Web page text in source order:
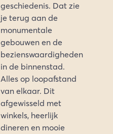
geschiedenis. Dat zie
je terug aan de
monumentale
gebouwen en de
bezienswaardigheden
in de binnenstad.
Alles op loopafstand
van elkaar. Dit
afgewisseld met
winkels, heerlijk
dineren en mooie